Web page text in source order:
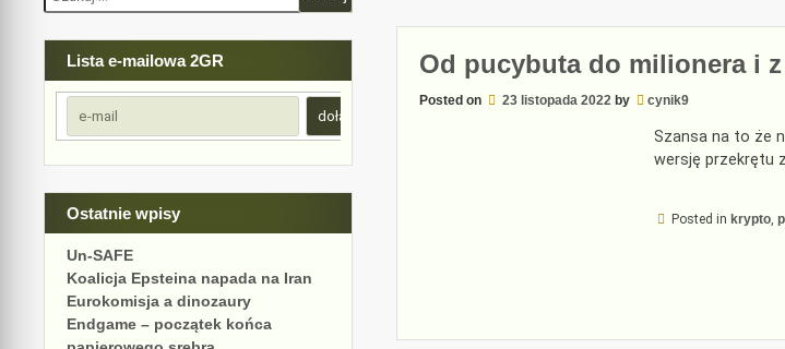
Od pucybuta do milionera i
Posted on 23 listopada 2022by cynik9
Szansa na to że
wersję przekrętu
Posted in krypto,
Lista e-mailowa 2GR
Ostatnie wpisy
Un-SAFE
Koalicja Epsteina napada na Iran
Eurokomisja a dinozaury
Endgame – początek końca